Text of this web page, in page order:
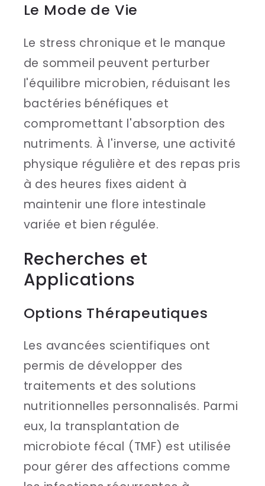
Le Mode de Vie
Le stress chronique et le manque
de sommeil peuvent perturber
l'équilibre microbien, réduisant les
bactéries bénéfiques et
compromettant l'absorption des
nutriments. À l'inverse, une activité
physique régulière et des repas pris
à des heures fixes aident à
maintenir une flore intestinale
variée et bien régulée.
Recherches et
Applications
Options Thérapeutiques
Les avancées scientifiques ont
permis de développer des
traitements et des solutions
nutritionnelles personnalisés. Parmi
eux, la transplantation de
microbiote fécal (TMF) est utilisée
pour gérer des affections comme